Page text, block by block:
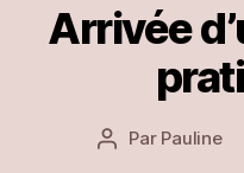
Arrivée
Auteur
Par Pauline